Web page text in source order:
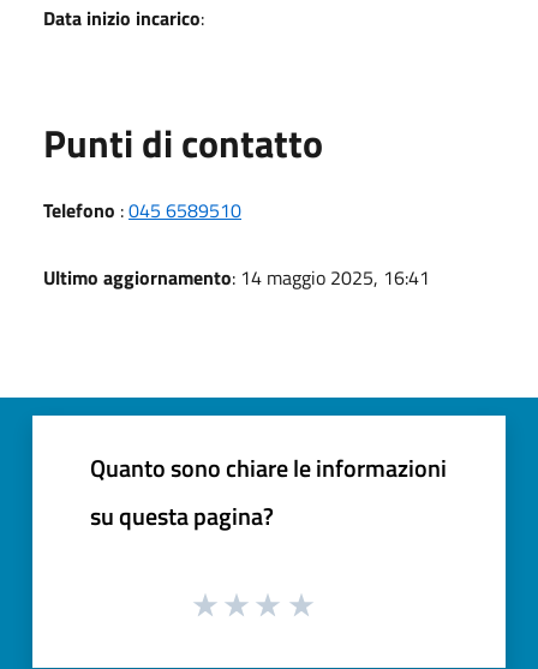
Data inizio incarico:
Punti di contatto
Telefono :045 6589510
Ultimo aggiornamento: 14 maggio 2025, 16:41
Quanto sono chiare le informazioni
su questa pagina?